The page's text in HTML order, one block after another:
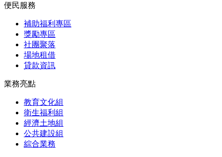
便民服務
補助福利專區
獎勵專區
社團聚落
場地租借
貸款資訊
業務亮點
教育文化組
衛生福利組
經濟土地組
公共建設組
綜合業務